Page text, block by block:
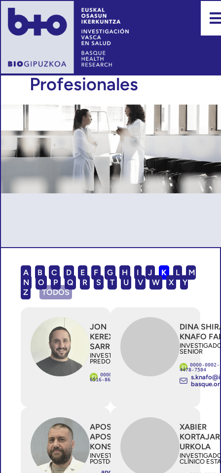
Profesionales
A B C D E F G H I J K L
M
N
O P Q R S T U V W X
Y
Z
TODOS
JON
KEREXETA
SARRIEGI
INVESTIGADOR/A
PREDOCTORAL
0000-0002-
6516-8619
DINA
KNAFO
SENIOR
0000-0002-
4478-7584
APOSTOL
APOSTOLOV
KONSTANTINOV
INVESTIGADOR/A
POSTDOCTORAL
XABIER
URKOLA
CLÍNICO